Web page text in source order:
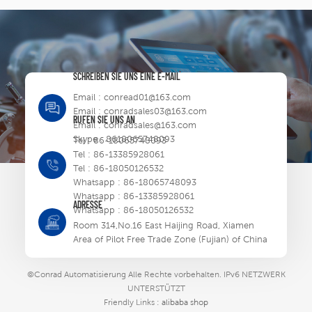
SCHREIBEN SIE UNS EINE E-MAIL
Email : conread01@163.com
Email : conradsales03@163.com
Email :conradsales@163.com
Skype :8618065748093
RUFEN SIE UNS AN
Tel :86-18065748093
Tel : 86-13385928061
Tel : 86-18050126532
Whatsapp : 86-18065748093
Whatsapp : 86-13385928061
Whatsapp : 86-18050126532
ADRESSE
Room 314,No.16 East Haijing Road, Xiamen
Area of Pilot Free Trade Zone (Fujian) of China
©Conrad Automatisierung Alle Rechte vorbehalten. IPv6 NETZWERK
UNTERSTÜTZT
Friendly Links : alibaba shop